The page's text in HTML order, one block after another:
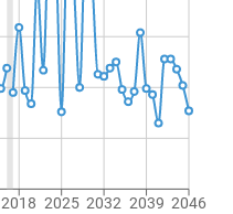
2018 2025 2032 2039 2046